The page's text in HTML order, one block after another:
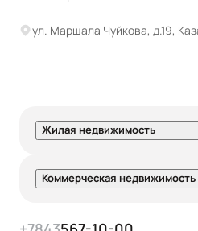
ул. Маршала Чуйкова, д.19,
Жилая недвижимость
Коммерческая недвижимость